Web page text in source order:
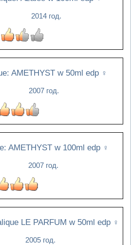
2014 год.
AMETHYST w 50ml edp ♀
2007 год.
AMETHYST w 100ml edp ♀
2007 год.
LE PARFUM w 50ml edp ♀
2005 год.